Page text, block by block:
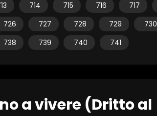
714 715 716 717
726
727 728 729 730
738
739 740 741
a vivere (Dritto al